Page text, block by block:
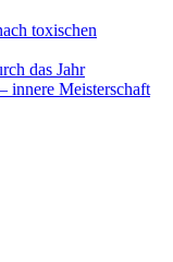
toxischen
das Jahr
innere Meisterschaft